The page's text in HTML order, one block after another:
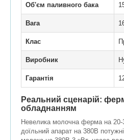
Об'єм паливного бака
Вага
Клас
Виробник
Гарантія
Реальний сценарій:
обладнанням
Невелика молочна ферма на 20-
доїльний апарат на 380В